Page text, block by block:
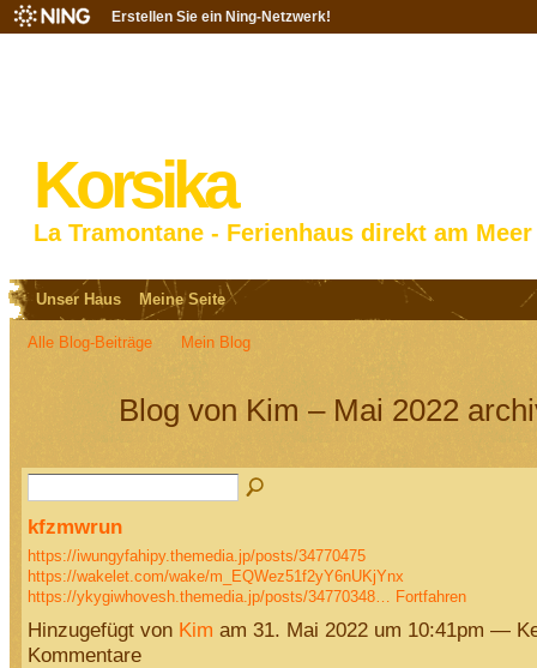
Erstellen Sie ein Ning-Netzwerk!
Korsika
La Tramontane - Ferienhaus direkt am Meer
Unser Haus Meine Seite
Alle Blog-Beiträge Mein Blog
Blog von Kim – Mai 2022
kfzmwrun
https://iwungyfahipy.themedia.jp/posts/34770475
https://wakelet.com/wake/m_EQWez51f2yY6nUKjYnx
https://ykygiwhovesh.themedia.jp/posts/34770348…
Fortfahren
Hinzugefügt von Kim am 31. Mai 2022 um 10:41pm —
Kommentare